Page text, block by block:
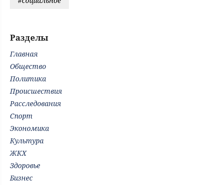
Разделы
Главная
Общество
Политика
Происшествия
Расследования
Спорт
Экономика
Культура
ЖКХ
Здоровье
Бизнес